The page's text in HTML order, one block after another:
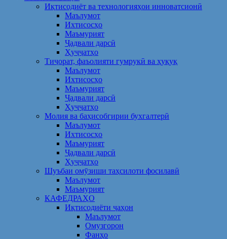
Иқтисодиёт ва технологияҳои инноватсионӣ
Маълумот
Ихтисосҳо
Маъмурият
Ҷадвали дарсӣ
Ҳуҷҷатҳо
Тиҷорат, фаъолияти гумрукӣ ва ҳуқуқ
Маълумот
Ихтисосҳо
Маъмурият
Ҷадвали дарсӣ
Ҳуҷҷатҳо
Молия ва баҳисобгирии бухгалтерӣ
Маълумот
Ихтисосҳо
Маъмурият
Ҷадвали дарсӣ
Ҳуҷҷатҳо
Шуъбаи омӯзиши таҳсилоти фосилавӣ
Маълумот
Маъмурият
КАФЕДРАҲО
Иқтисодиёти ҷаҳон
Маълумот
Омузгорон
Фанҳо